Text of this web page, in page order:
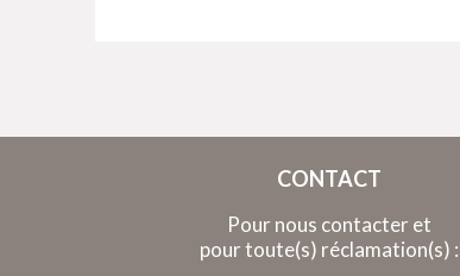
CONTACT
Pour nous contacter et
pour toute(s) réclamation(s) :